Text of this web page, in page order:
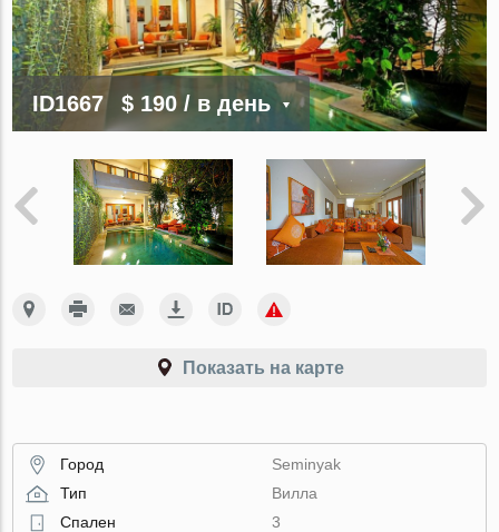
ID1667 $ 190/ в день
Показать на карте
Город
Seminyak
Тип
Вилла
Спален
3